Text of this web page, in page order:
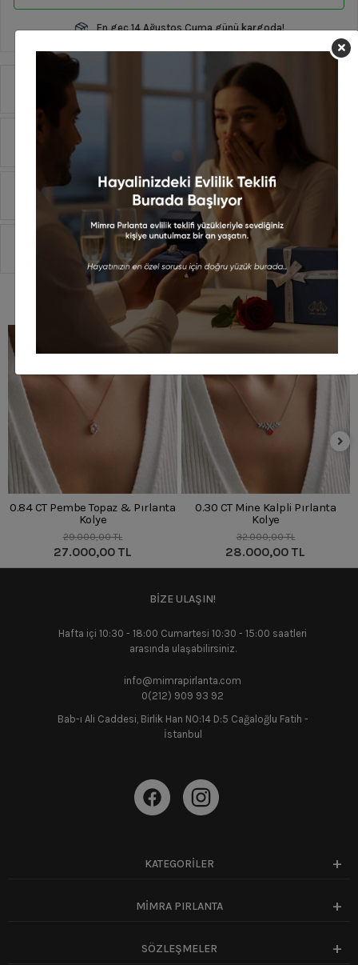
En geç 14 Ağustos Cuma günü kargoda!
Ürün Özellikleri
Yorumlar
Taksit Seçenekleri
Sipariş Ve Teslimat
Benzer Ürünler
0.84 CT Pembe Topaz & Pırlanta
Kolye
29.000,00 TL
27.000,00 TL
0.30 CT Mine Kalpli Pırlanta
Kolye
32.000,00 TL
28.000,00 TL
BİZE ULAŞIN!
Hafta içi 10:30 - 18:00 Cumartesi 10:30 - 15:00 saatleri
arasında ulaşabilirsiniz.
info@mimrapirlanta.com
0(212) 909 93 92
Bab-ı Ali Caddesi, Birlik Han NO:14 D:5 Cağaloğlu Fatih -
İstanbul
KATEGORİLER
MİMRA PIRLANTA
SÖZLEŞMELER